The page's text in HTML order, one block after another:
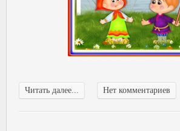
Читать далее... Нет комментариев